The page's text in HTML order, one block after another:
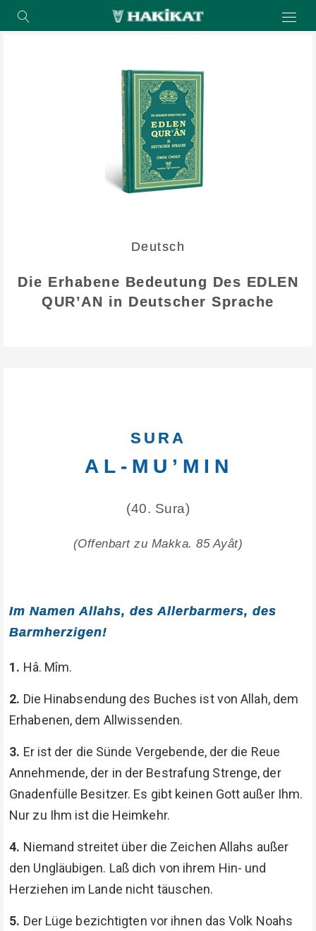
Deutsch
Die Erhabene Bedeutung Des EDLEN
QUR’AN in Deutscher Sprache
SURA
AL-MU’MIN
(40. Sura)
(Offenbart zu Makka. 85 Ayât)
Im Namen Allahs, des Allerbarmers, des
Barmherzigen!
1. Hâ. Mîm.
2. Die Hinabsendung des Buches ist von Allah, dem
Erhabenen, dem Allwissenden.
3. Er ist der die Sünde Vergebende, der die Reue
Annehmende, der in der Bestrafung Strenge, der
Gnadenfülle Besitzer. Es gibt keinen Gott außer Ihm.
Nur zu Ihm ist die Heimkehr.
4. Niemand streitet über die Zeichen Allahs außer
den Ungläubigen. Laß dich von ihrem Hin- und
Herziehen im Lande nicht täuschen.
5. Der Lüge bezichtigten vor ihnen das Volk Noahs